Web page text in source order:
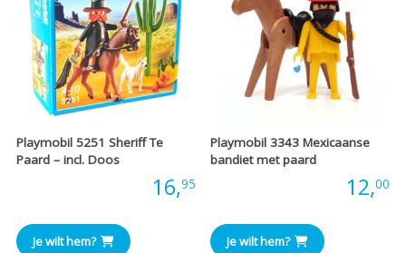
Playmobil 5251 Sheriff Te
Paard – incl. Doos
16,95
Je wilt hem?
Playmobil 3343 Mexicaanse
bandiet met paard
12,00
Je wilt hem?